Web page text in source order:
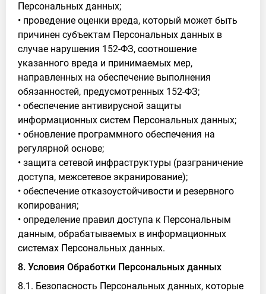
Персональных данных;
• проведение оценки вреда, который может быть
причинен субъектам Персональных данных в
случае нарушения 152-ФЗ, соотношение
указанного вреда и принимаемых мер,
направленных на обеспечение выполнения
обязанностей, предусмотренных 152-ФЗ;
• обеспечение антивирусной защиты
информационных систем Персональных данных;
• обновление программного обеспечения на
регулярной основе;
• защита сетевой инфраструктуры (разграничение
доступа, межсетевое экранирование);
• обеспечение отказоустойчивости и резервного
копирования;
• определение правил доступа к Персональным
данным, обрабатываемых в информационных
системах Персональных данных.
8. Условия Обработки Персональных данных
8.1. Безопасность Персональных данных, которые